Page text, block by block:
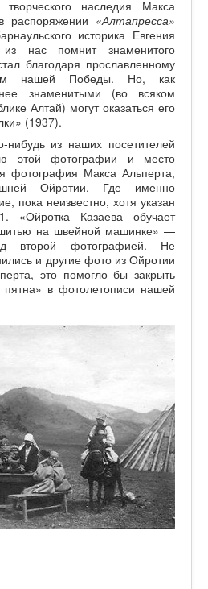
наследия Макса
распоряжении «Алтапресса»
историка Евгения
нас помнит знаменитого
благодаря прославленному
нашей Победы. Но, как
знаменитыми (во всяком
Алтай) могут оказаться его
(1937).
нибудь из наших посетителей
этой фотографии и место
фотография Макса Альперта,
Ойротии. Где именно
пока неизвестно, хотя указан
Казаева обучает
на швейной машинке» —
второй фотографией. Не
и другие фото из Ойротии
это помогло бы закрыть
в фотолетописи нашей